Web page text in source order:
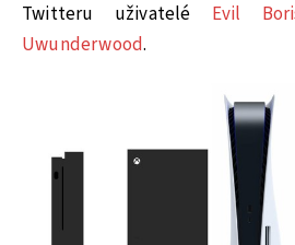
Twitteru uživatelé Evil
Uwunderwood.